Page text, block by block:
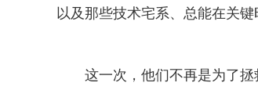
以及那些技术宅系、总能在关键
这一次，他们不再是为了